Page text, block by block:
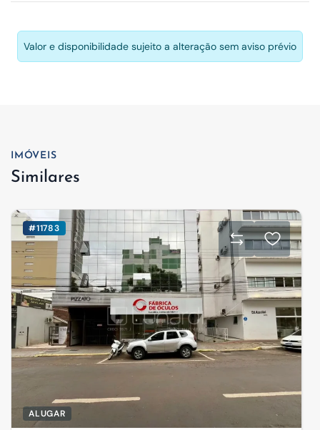
Valor e disponibilidade sujeito a alteração sem aviso prévio
IMÓVEIS
Similares
#11783
ALUGAR